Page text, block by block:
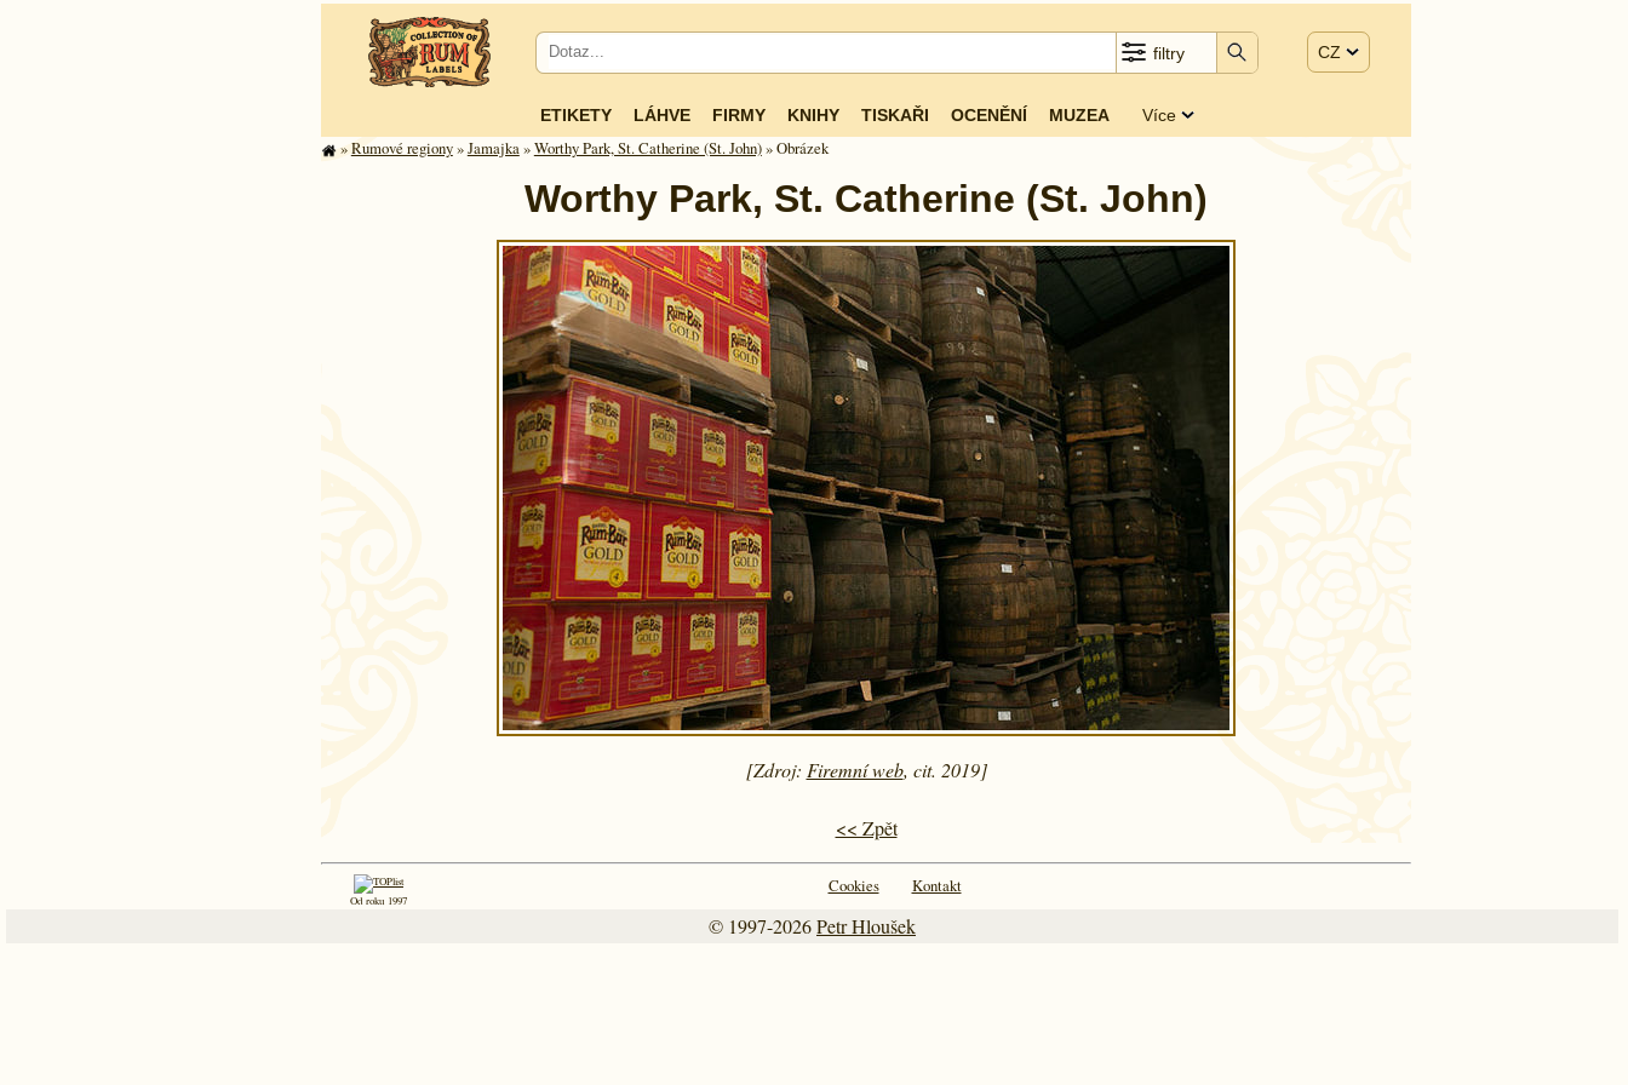
filtry CZ
ETIKETY LÁHVE FIRMY KNIHY TISKAŘI OCENĚNÍ MUZEA Více
»Rumové regiony»Jamajka»Worthy Park, St. Catherine (St. John)» Obrázek
Worthy Park, St. Catherine (St. John)
[Zdroj: Firemní web, cit. 2019]
<< Zpět
Od roku 1997
Cookies Kontakt
© 1997-2026Petr Hloušek